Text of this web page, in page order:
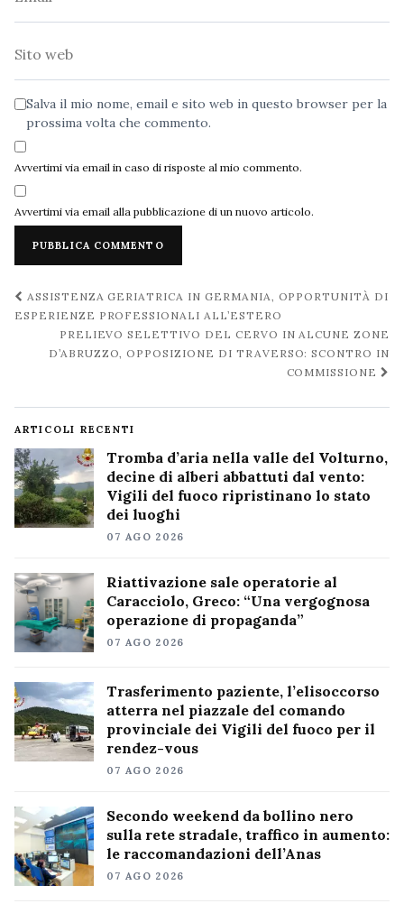
Salva il mio nome, email e sito web in questo browser per la
prossima volta che commento.
Avvertimi via email in caso di risposte al mio commento.
Avvertimi via email alla pubblicazione di un nuovo articolo.
Navigazione
post
ASSISTENZA GERIATRICA IN GERMANIA, OPPORTUNITÀ DI
ESPERIENZE PROFESSIONALI ALL’ESTERO
PRELIEVO SELETTIVO DEL CERVO IN ALCUNE ZONE
D’ABRUZZO, OPPOSIZIONE DI TRAVERSO: SCONTRO IN
COMMISSIONE
ARTICOLI RECENTI
Tromba d’aria nella valle del Volturno,
decine di alberi abbattuti dal vento:
Vigili del fuoco ripristinano lo stato
dei luoghi
07 AGO 2026
Riattivazione sale operatorie al
Caracciolo, Greco: “Una vergognosa
operazione di propaganda”
07 AGO 2026
Trasferimento paziente, l’elisoccorso
atterra nel piazzale del comando
provinciale dei Vigili del fuoco per il
rendez-vous
07 AGO 2026
Secondo weekend da bollino nero
sulla rete stradale, traffico in aumento:
le raccomandazioni dell’Anas
07 AGO 2026